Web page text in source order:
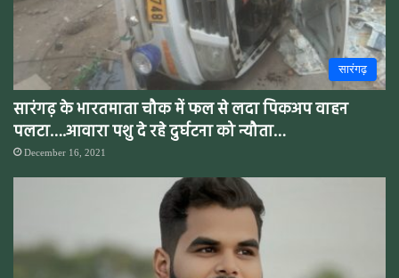
सारंगढ़
सारंगढ़ के भारतमाता चौक में फल से लदा पिकअप वाहन
पलटा….आवारा पशु दे रहे दुर्घटना को न्यौता…
December 16, 2021